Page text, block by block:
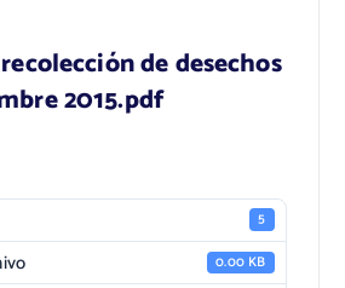
de desechos
2015.pdf
5
0.00 KB